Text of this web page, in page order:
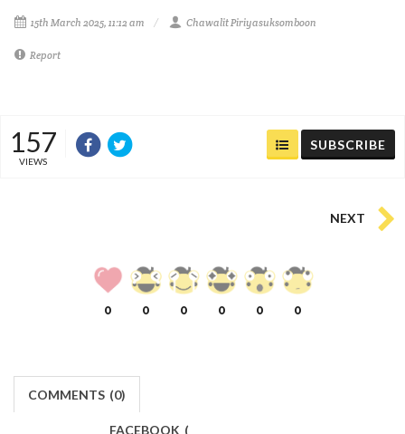
15th March 2025, 11:12 am Chawalit Piriyasuksomboon
Report
157
VIEWS
SUBSCRIBE
NEXT
0 0 0 0 0 0
COMMENTS (0)
FACEBOOK (